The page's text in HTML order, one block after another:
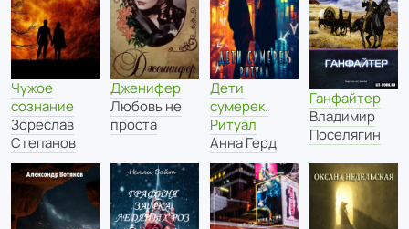
Чужое
сознание
Зореслав
Степанов
Дженифер
Любовь не
проста
Дети
сумерек.
Ритуал
Анна Герд
Ганфайтер
Владимир
Поселягин